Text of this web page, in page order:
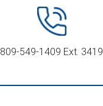
809-549-1409 Ext. 3419